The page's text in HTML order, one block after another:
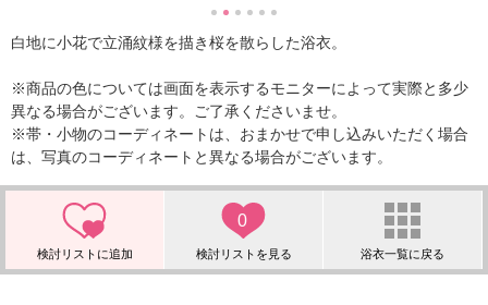
白地に小花で立涌紋様を描き桜を散らした浴衣。
※商品の色については画面を表示するモニターによって実際と多少
異なる場合がございます。ご了承くださいませ。
※帯・小物のコーディネートは、おまかせで申し込みいただく場合
は、写真のコーディネートと異なる場合がございます。
0